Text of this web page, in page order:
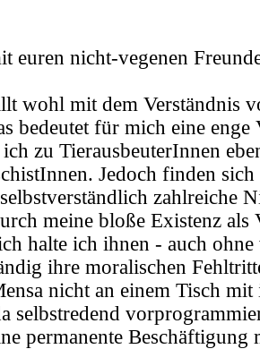
euren nicht-vegenen
wohl mit dem Verständnis
bedeutet für mich eine enge
zu TierausbeuterInnen
Jedoch finden
zahlreiche
meine bloße Existenz als
halte ich ihnen - auch
ihre moralischen
nicht an einem Tisch mit
selbstredend
permanente Beschäftigung